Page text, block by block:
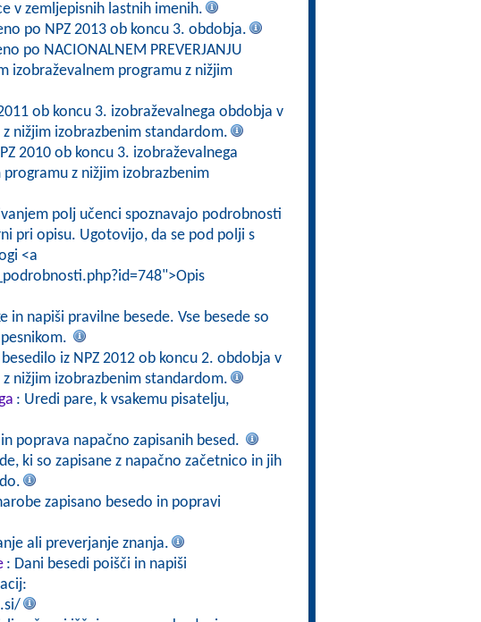
v zemljepisnih lastnih imenih.
po NPZ 2013 ob koncu 3. obdobja.
po NACIONALNEM PREVERJANJU
izobraževalnem programu z nižjim
ob koncu 3. izobraževalnega obdobja v
nižjim izobrazbenim standardom.
2010 ob koncu 3. izobraževalnega
z nižjim izobrazbenim
polj učenci spoznavajo podrobnosti
pri opisu. Ugotovijo, da se pod polji s
<a
in napiši pravilne besede. Vse besede so
iz NPZ 2012 ob koncu 2. obdobja v
nižjim izobrazbenim standardom.
: Uredi pare, k vsakemu pisatelju,
poprava napačno zapisanih besed.
ki so zapisane z napačno začetnico in jih
zapisano besedo in popravi
ali preverjanje znanja.
: Dani besedi poišči in napiši